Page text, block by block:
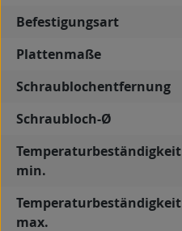
Befestigungsart
Plattenmaße
Schraublochentfernung
Schraubloch-Ø
Temperaturbeständigkeit
min.
Temperaturbeständigkeit
max.